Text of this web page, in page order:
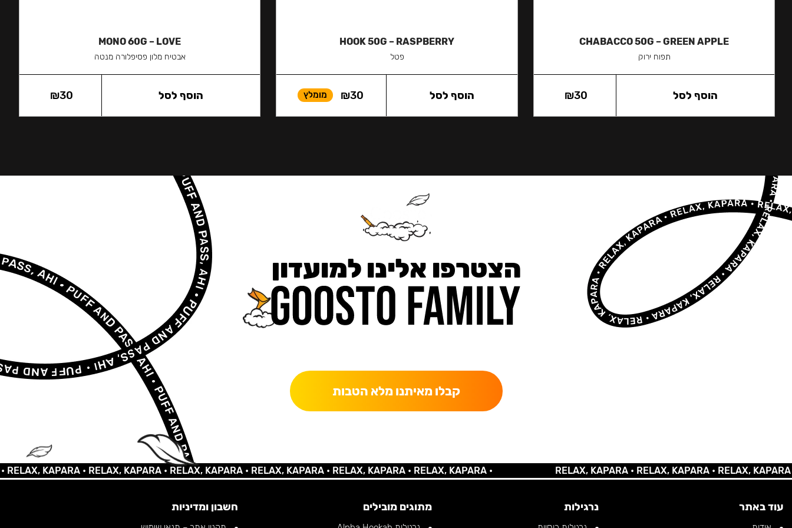
CHABACCO 50G – GREEN APPLE
תפוח ירוק
₪30 הוסף לסל
HOOK 50G – RASPBERRY
פטל
₪30 מומלץ הוסף לסל
MONO 60G – LOVE
אבטיח מלון פסיפלורה מנטה
₪30 הוסף לסל
הצטרפו אלינו למועדון
קבלו מאיתנו מלא הטבות
KAPARA •RELAX, KAPARA •RELAX, KAPARA •RELAX, KAPARA •RELAX, KAPARA •RELAX, KAPARA • RELAX, KAPARA •RELAX, KAPARA •RELAX, KAPARA •
עוד באתר נרגילות מתוגים מובילים חשבון ומדיניות